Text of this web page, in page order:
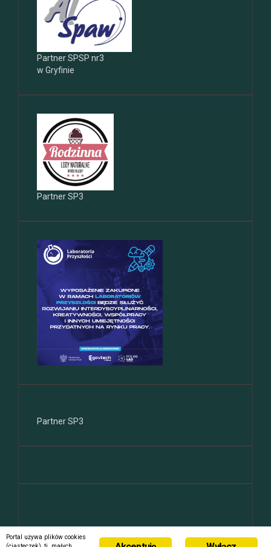
Partner SPSP nr3
w Gryfinie
Partner SP3
Partner SP3
Portal używa plików cookies